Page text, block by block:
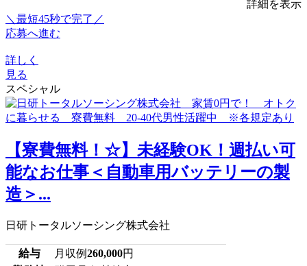
詳細を表示
＼最短45秒で完了／
応募へ進む
詳しく
見る
スペシャル
【寮費無料！☆】未経験OK！週払い可
能なお仕事＜自動車用バッテリーの製
造＞...
日研トータルソーシング株式会社
給与 月収例260,000円